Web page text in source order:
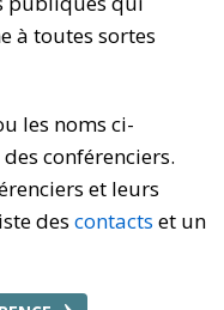
à toutes sortes
les noms ci-
conférenciers.
et leurs
des contacts et un